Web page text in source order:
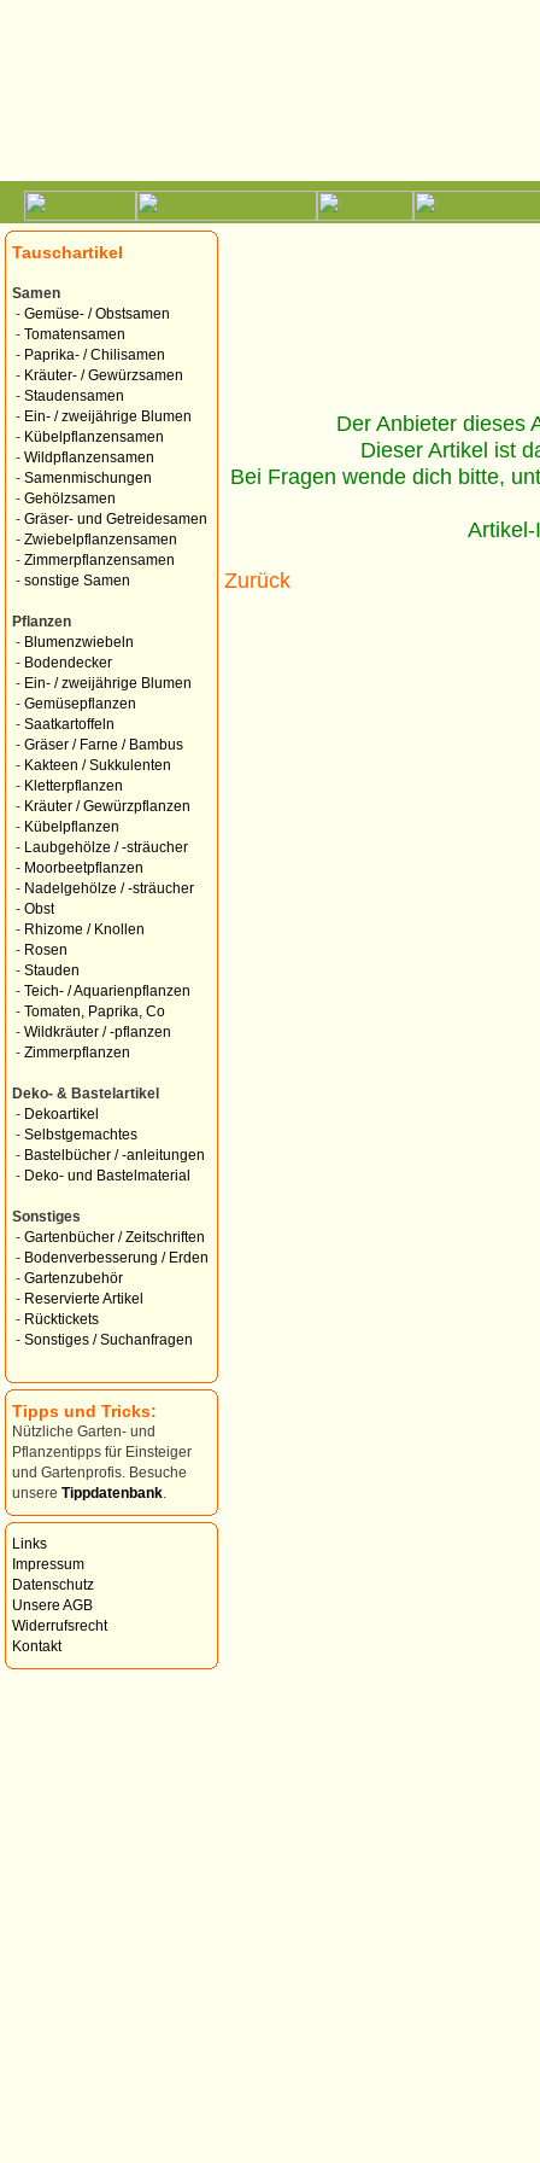
Tauschartikel
Samen
- Gemüse- / Obstsamen
- Tomatensamen
- Paprika- / Chilisamen
- Kräuter- / Gewürzsamen
- Staudensamen
- Ein- / zweijährige Blumen
- Kübelpflanzensamen
- Wildpflanzensamen
- Samenmischungen
- Gehölzsamen
- Gräser- und Getreidesamen
- Zwiebelpflanzensamen
- Zimmerpflanzensamen
- sonstige Samen
Pflanzen
- Blumenzwiebeln
- Bodendecker
- Ein- / zweijährige Blumen
- Gemüsepflanzen
- Saatkartoffeln
- Gräser / Farne / Bambus
- Kakteen / Sukkulenten
- Kletterpflanzen
- Kräuter / Gewürzpflanzen
- Kübelpflanzen
-
Laubgehölze / -sträucher
- Moorbeetpflanzen
- Nadelgehölze / -sträucher
- Obst
- Rhizome / Knollen
- Rosen
- Stauden
- Teich- / Aquarienpflanzen
- Tomaten, Paprika, Co
- Wildkräuter / -pflanzen
- Zimmerpflanzen
Deko- & Bastelartikel
- Dekoartikel
- Selbstgemachtes
- Bastelbücher / -anleitungen
- Deko- und Bastelmaterial
Sonstiges
- Gartenbücher / Zeitschriften
- Bodenverbesserung / Erden
- Gartenzubehör
- Reservierte Artikel
- Rücktickets
- Sonstiges / Suchanfragen
Tipps und Tricks:
Nützliche Garten- und
Pflanzentipps für Einsteiger
und Gartenprofis. Besuche
unsere Tippdatenbank
Links
Impressum
Datenschutz
Unsere AGB
Widerrufsrecht
Kontakt
Der Anbieter dieses
Dieser Artikel ist
Bei Fragen wende dich bitte,
Zurück